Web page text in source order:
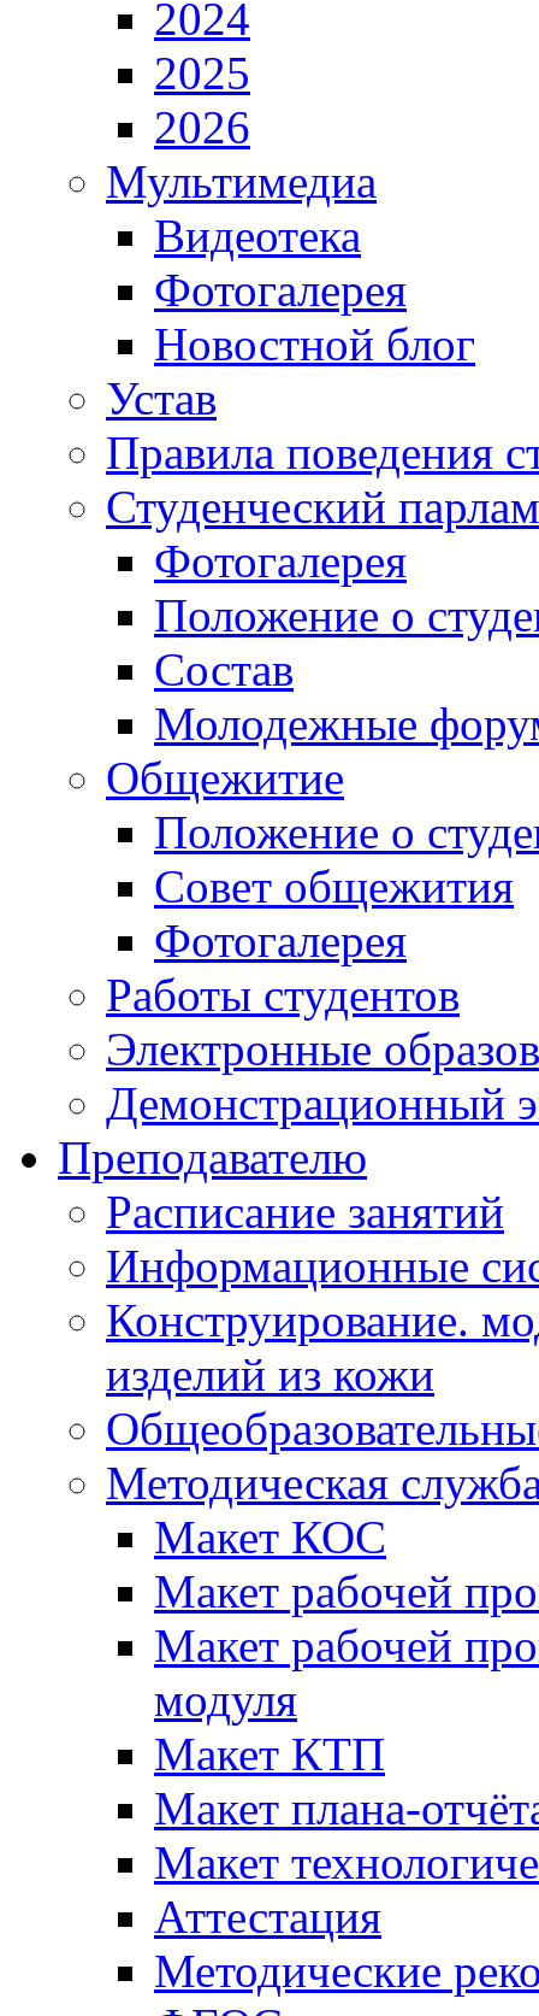
2024
2025
2026
Мультимедиа
Видеотека
Фотогалерея
Новостной блог
Устав
Правила поведения
Студенческий
Фотогалерея
Положение о
Состав
Молодежные
Общежитие
Положение о
Совет общежития
Фотогалерея
Работы студентов
Электронные
Демонстрационный
Преподавателю
Расписание занятий
Информационные
Конструирование.
изделий из кожи
Методическая
Макет КОС
Макет рабочей
Макет рабочей
модуля
Макет КТП
Макет плана-
Макет
Аттестация
Методические